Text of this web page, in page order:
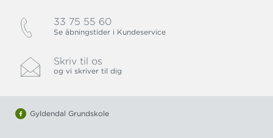
33 75 55 60
Se åbningstider i Kundeservice
Skriv til os
og vi skriver til dig
Gyldendal Grundskole